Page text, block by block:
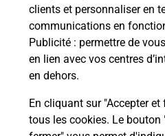
clients et personnaliser en
communications en
Publicité : permettre de
en lien avec vos centres
en dehors.
En cliquant sur "Accepter
tous les cookies. Le bouton
En savoir plus